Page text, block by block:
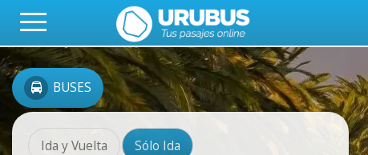
BUSES
Ida y Vuelta Sólo Ida